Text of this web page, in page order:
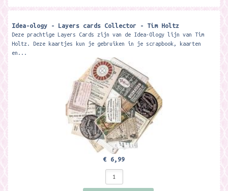
Idea-ology - Layers cards Collector - Tim Holtz
Deze prachtige Layers Cards zijn van de Idea-Ology lijn van Tim
Holtz. Deze kaartjes kun je gebruiken in je scrapbook, kaarten
en...
€ 6,99